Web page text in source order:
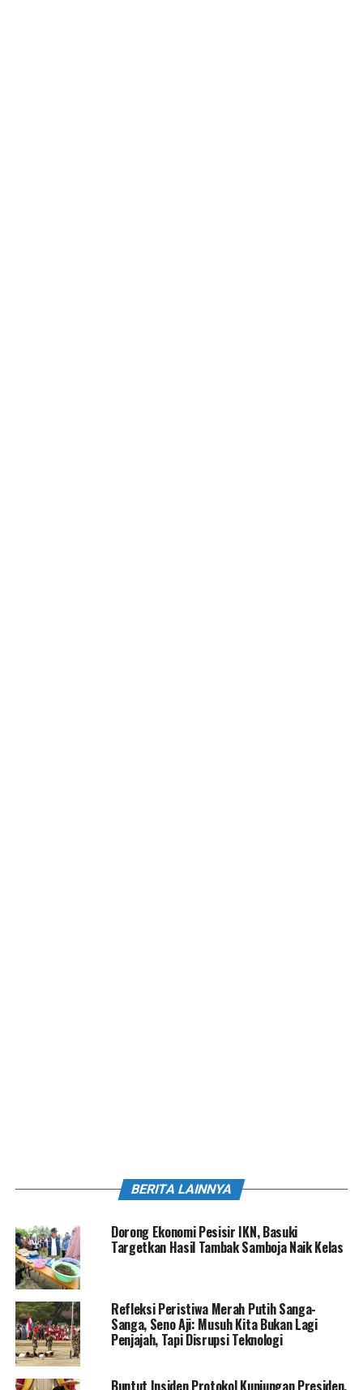
BERITA LAINNYA
Dorong Ekonomi Pesisir IKN, Basuki
Targetkan Hasil Tambak Samboja Naik Kelas
Refleksi Peristiwa Merah Putih Sanga-
Sanga, Seno Aji: Musuh Kita Bukan Lagi
Penjajah, Tapi Disrupsi Teknologi
Buntut Insiden Protokol Kunjungan Presiden,